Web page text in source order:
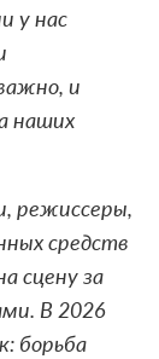
у нас
и
наших
режиссеры,
средств
сцену за
В 2026
борьба